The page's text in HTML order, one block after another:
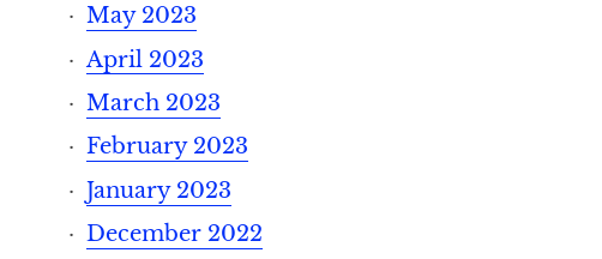
May 2023
April 2023
March 2023
February 2023
January 2023
December 2022